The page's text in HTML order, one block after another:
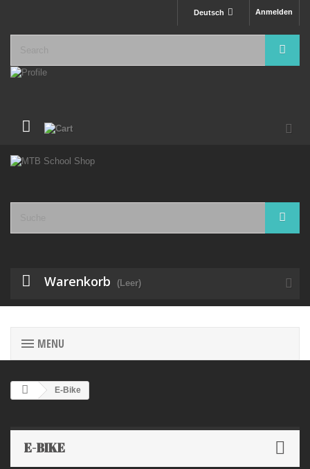
Anmelden
Deutsch
Warenkorb (Leer)
MENU
E-Bike
E-BIKE